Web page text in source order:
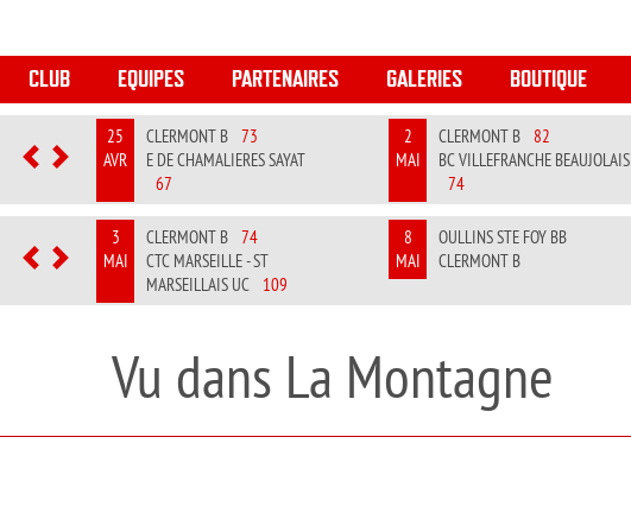
CLUB EQUIPES PARTENAIRES GALERIES BOUTIQUE
PREVIOUS
NEXT
25
AVR
CLERMONT B 73
E DE CHAMALIERES SAYAT
67
2
MAI
CLERMONT B
82
BC VILLEFRANCHE BEAUJOLAIS
74
PREVIOUS
NEXT
3
MAI
CLERMONT B 74
CTC MARSEILLE - ST
MARSEILLAIS UC
109
8
MAI
OULLINS STE FOY BB
CLERMONT B
Vu dans La Montagne